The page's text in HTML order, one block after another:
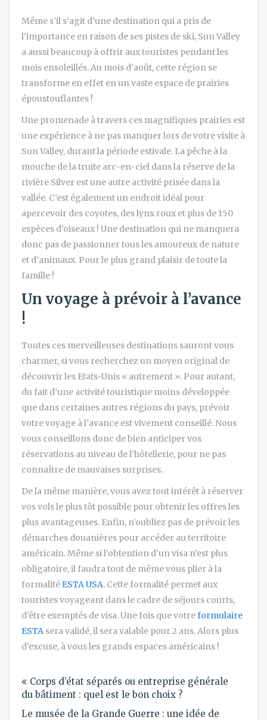
Même s’il s’agit d’une destination qui a pris de
l’importance en raison de ses pistes de ski, Sun Valley
a aussi beaucoup à offrir aux touristes pendant les
mois ensoleillés. Au mois d’août, cette région se
transforme en effet en un vaste espace de prairies
époustouflantes !
Une promenade à travers ces magnifiques prairies est
une expérience à ne pas manquer lors de votre visite à
Sun Valley, durant la période estivale. La pêche à la
mouche de la truite arc-en-ciel dans la réserve de la
rivière Silver est une autre activité prisée dans la
vallée. C’est également un endroit idéal pour
apercevoir des coyotes, des lynx roux et plus de 150
espèces d’oiseaux ! Une destination qui ne manquera
donc pas de passionner tous les amoureux de nature
et d’animaux. Pour le plus grand plaisir de toute la
famille !
Un voyage à prévoir à l’avance
!
Toutes ces merveilleuses destinations sauront vous
charmer, si vous recherchez un moyen original de
découvrir les Etats-Unis « autrement ». Pour autant,
du fait d’une activité touristique moins développée
que dans certaines autres régions du pays, prévoir
votre voyage à l’avance est vivement conseillé. Nous
vous conseillons donc de bien anticiper vos
réservations au niveau de l’hôtellerie, pour ne pas
connaître de mauvaises surprises.
De la même manière, vous avez tout intérêt à réserver
vos vols le plus tôt possible pour obtenir les offres les
plus avantageuses. Enfin, n’oubliez pas de prévoir les
démarches douanières pour accéder au territoire
américain. Même si l’obtention d’un visa n’est plus
obligatoire, il faudra tout de même vous plier à la
formalité ESTA USA. Cette formalité permet aux
touristes voyageant dans le cadre de séjours courts,
d’être exemptés de visa. Une fois que votreformulaire
ESTA sera validé, il sera valable pour 2 ans. Alors plus
d’excuse, à vous les grands espaces américains !
de
l’article
Corps d’état séparés ou entreprise générale
du bâtiment : quel est le bon choix ?
Le musée de la Grande Guerre : une idée de